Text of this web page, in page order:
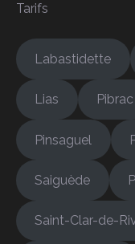
Tarifs
Labastidette
Lias Pibrac
Pinsaguel
Saiguède
Saint-Clar-de-